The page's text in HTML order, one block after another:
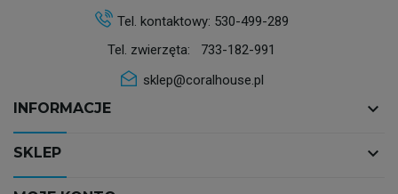
Tel. kontaktowy: 530-499-289
Tel. zwierzęta: 733-182-991
sklep@coralhouse.pl
INFORMACJE keyboard_arrow_down
SKLEP keyboard_arrow_down